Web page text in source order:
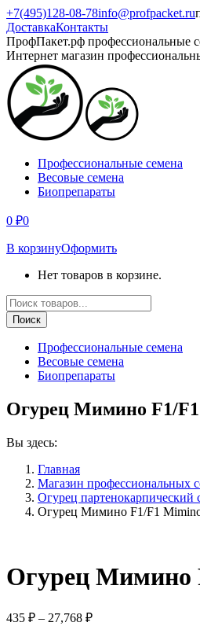
Перейти
к
содержанию
+7(495)128-08-78info@profpacket.ru
ДоставкаКонтакты
Facebook
page
opens
in
new
window
Одноклассники
page
opens
in
new
window
Instagram
page
opens
in
new
window
Вконтакте
page
opens
in
new
window
Viber
page
opens
in
new
window
Whatsapp
page
opens
in
new
window
ПрофПакет.рф профессиональные
Интернет магазин
Профессиональные семена
Весовые семена
Биопрепараты
0 ₽0
В корзинуОформить
Нет товаров в корзине.
Поиск
товаров
Поиск
Профессиональные семена
Весовые семена
Биопрепараты
Огурец Мимино F1/
Вы здесь:
Главная
Магазин профессиональных
Огурец партенокарпический
Огурец Мимино F1/F1
Огурец Мимино
435 ₽ – 27,768 ₽Диапазон